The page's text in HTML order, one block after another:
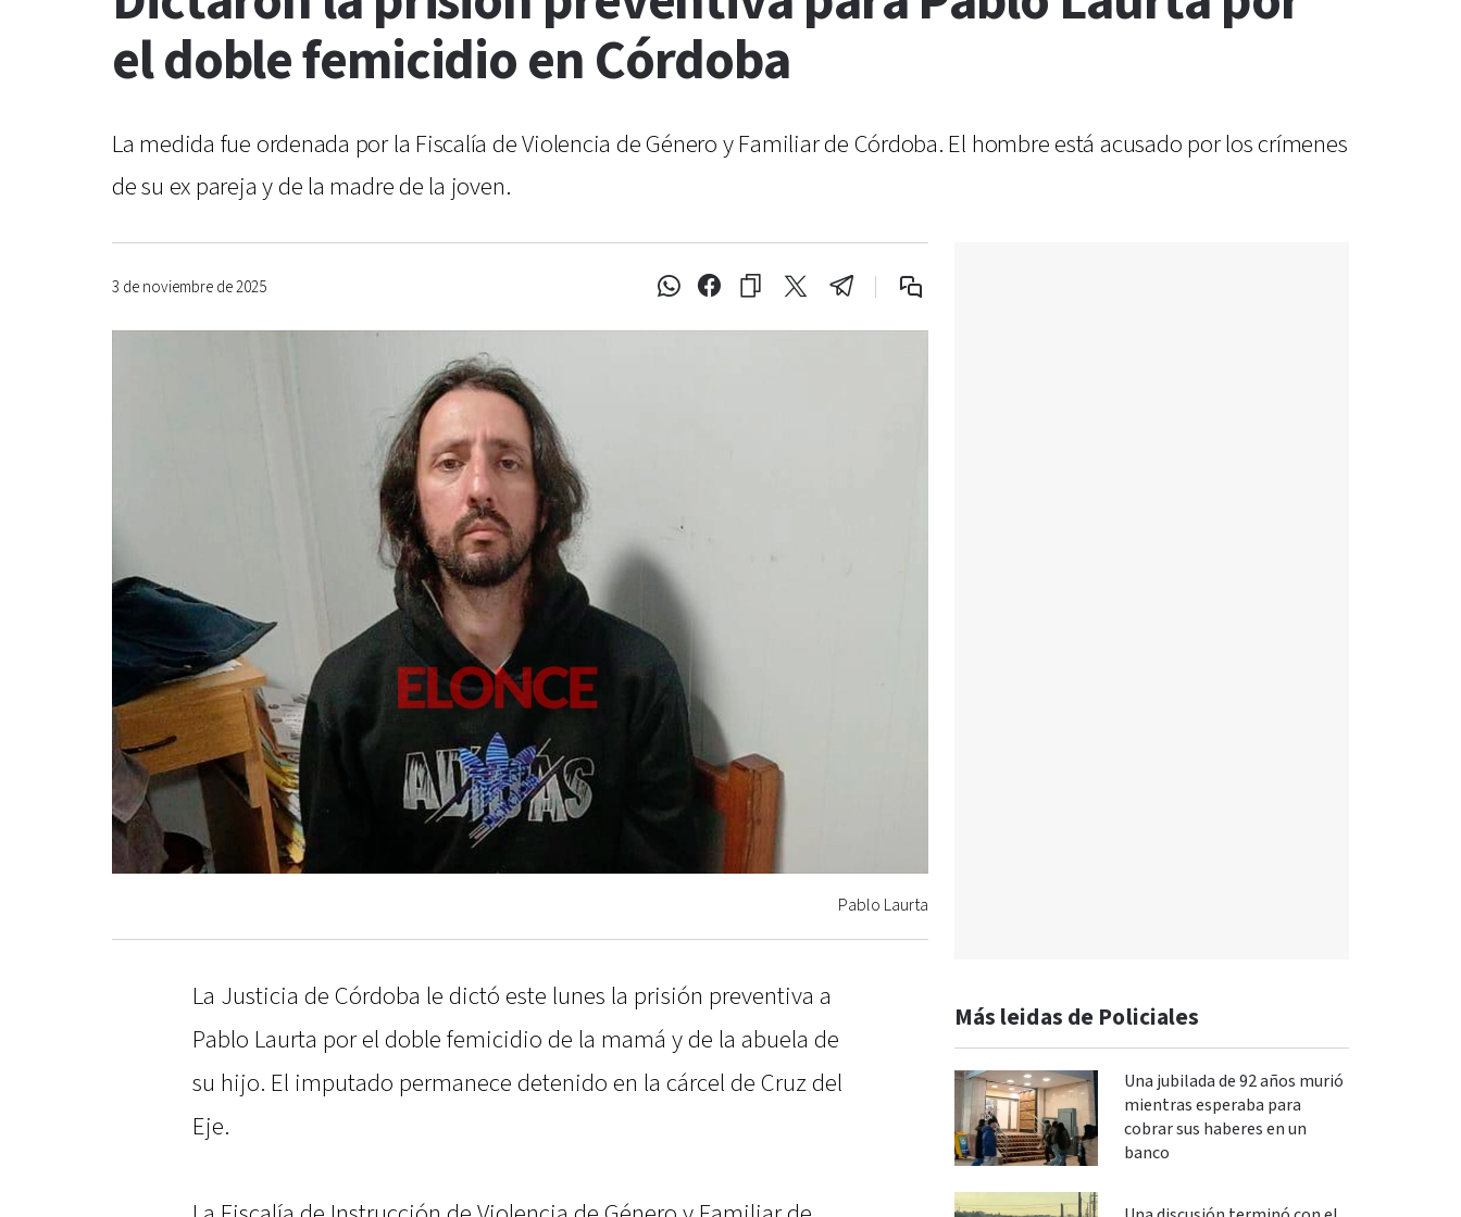
el doble femicidio en Córdoba
La medida fue ordenada por la Fiscalía de Violencia de Género y Familiar de Córdoba. El hombre está acusado por los crímenes
de su ex pareja y de la madre de la joven.
3 de noviembre de 2025
Pablo Laurta
La Justicia de Córdoba le dictó este lunes la prisión preventiva a
Pablo Laurta por el doble femicidio de la mamá y de la abuela de
su hijo. El imputado permanece detenido en la cárcel de Cruz del
Eje.
Más leidas de Policiales
Una jubilada de 92 años murió
mientras esperaba para
cobrar sus haberes en un
banco